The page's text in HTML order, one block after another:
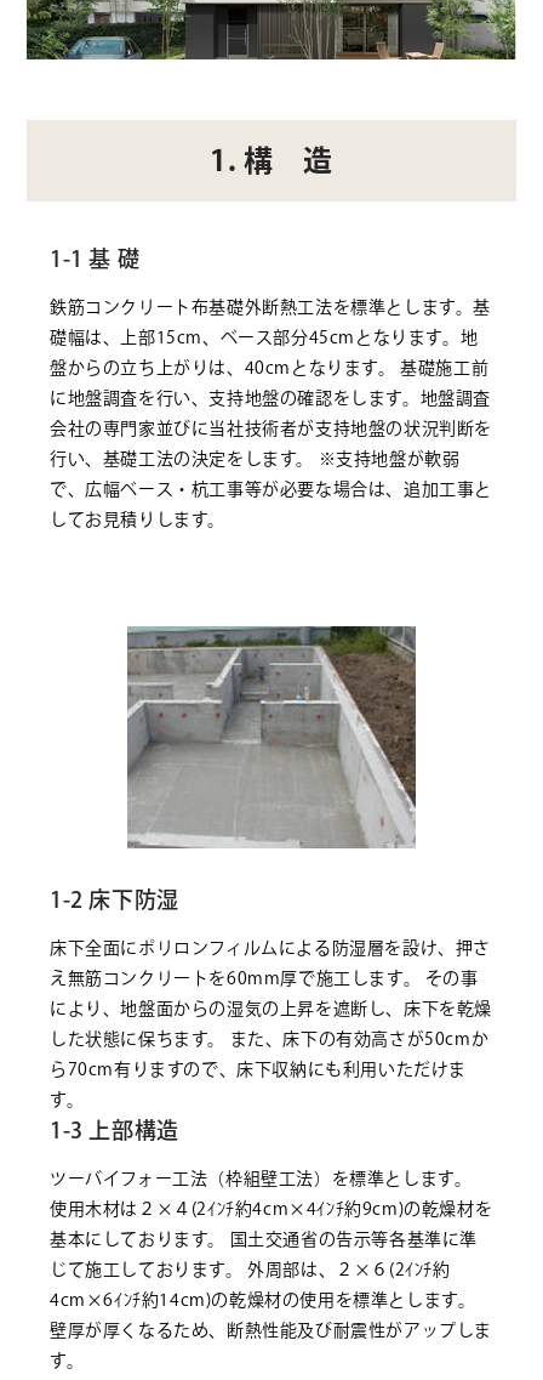
1. 構 造
1-1 基 礎
鉄筋コンクリート布基礎外断熱工法を標準とします。基
礎幅は、上部15cm、ベース部分45cmとなります。地
盤からの立ち上がりは、40cmとなります。 基礎施工前
に地盤調査を行い、支持地盤の確認をします。地盤調査
会社の専門家並びに当社技術者が支持地盤の状況判断を
行い、基礎工法の決定をします。 ※支持地盤が軟弱
で、広幅ベース・杭工事等が必要な場合は、追加工事と
してお見積りします。
1-2 床下防湿
床下全面にポリロンフィルムによる防湿層を設け、押さ
え無筋コンクリートを60mm厚で施工します。 その事
により、地盤面からの湿気の上昇を遮断し、床下を乾燥
した状態に保ちます。 また、床下の有効高さが50cmか
ら70cm有りますので、床下収納にも利用いただけま
す。
1-3 上部構造
ツーバイフォー工法（枠組壁工法）を標準とします。
使用木材は２×４(2ｲﾝﾁ約4cm×4ｲﾝﾁ約9cm)の乾燥材を
基本にしております。 国土交通省の告示等各基準に準
じて施工しております。 外周部は、２×６(2ｲﾝﾁ約
4cm×6ｲﾝﾁ約14cm)の乾燥材の使用を標準とします。
壁厚が厚くなるため、断熱性能及び耐震性がアップしま
す。